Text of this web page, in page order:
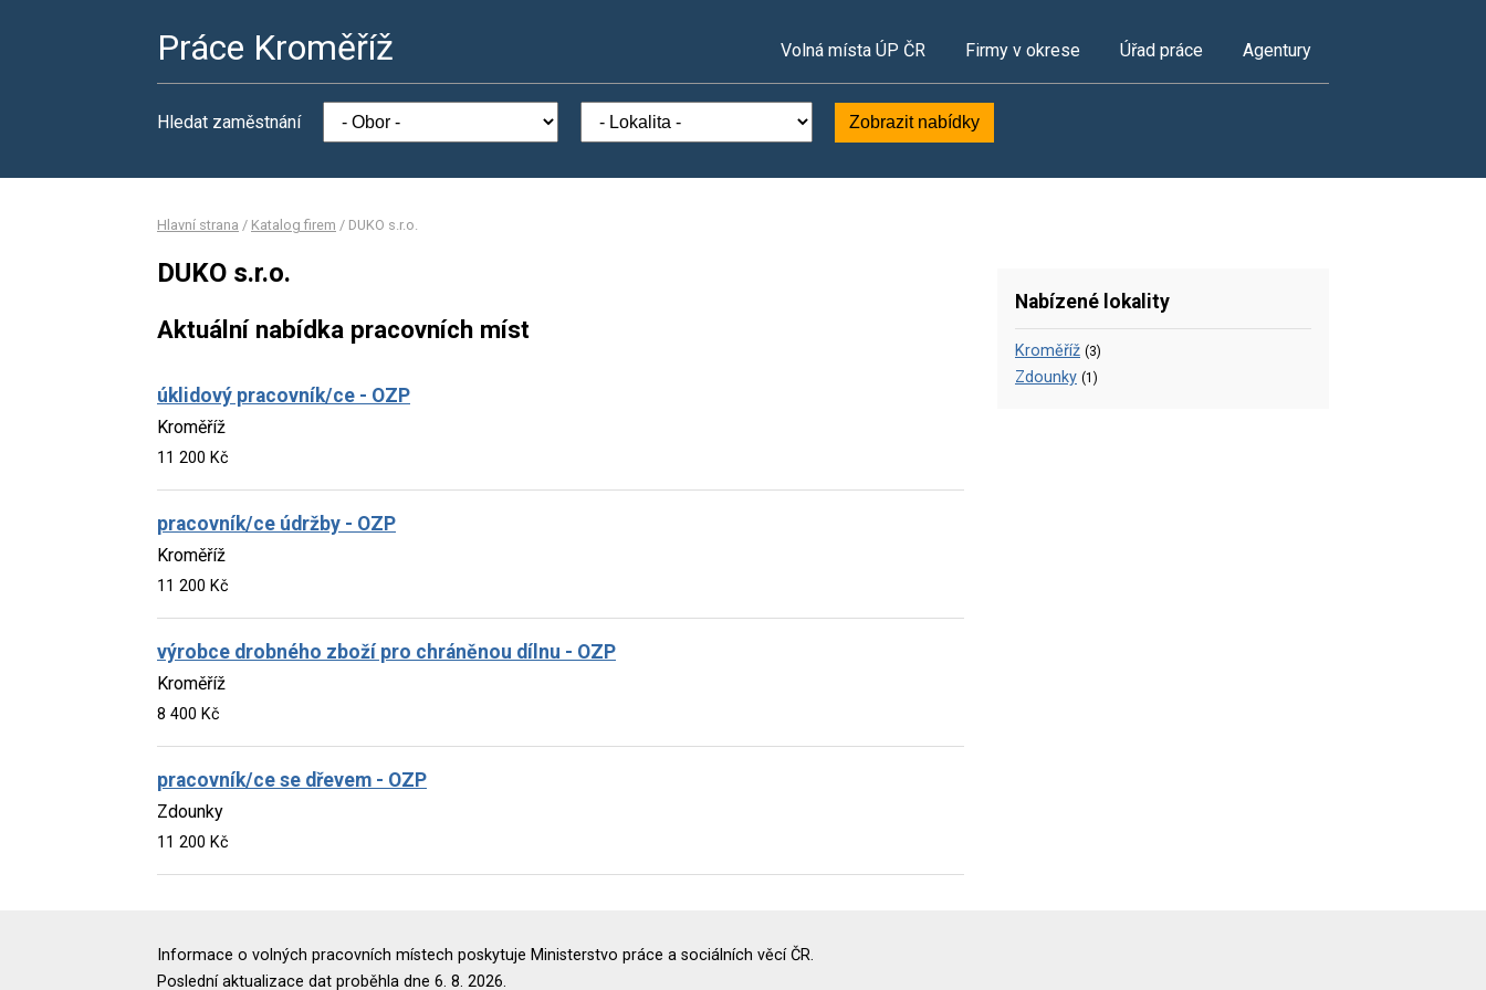
Práce Kroměříž Volná místa ÚP ČR Firmy v okrese Úřad práce Agentury
Hledat zaměstnání Zobrazit nabídky
Hlavní strana / Katalog firem / DUKO s.r.o.
DUKO s.r.o.
Aktuální nabídka pracovních míst
úklidový pracovník/ce - OZP
Kroměříž
11 200 Kč
pracovník/ce údržby - OZP
Kroměříž
11 200 Kč
výrobce drobného zboží pro chráněnou dílnu - OZP
Kroměříž
8 400 Kč
pracovník/ce se dřevem - OZP
Zdounky
11 200 Kč
Nabízené lokality
Kroměříž (3)
Zdounky (1)
Informace o volných pracovních místech poskytuje Ministerstvo práce a sociálních věcí ČR.
Poslední aktualizace dat proběhla dne 6. 8. 2026.